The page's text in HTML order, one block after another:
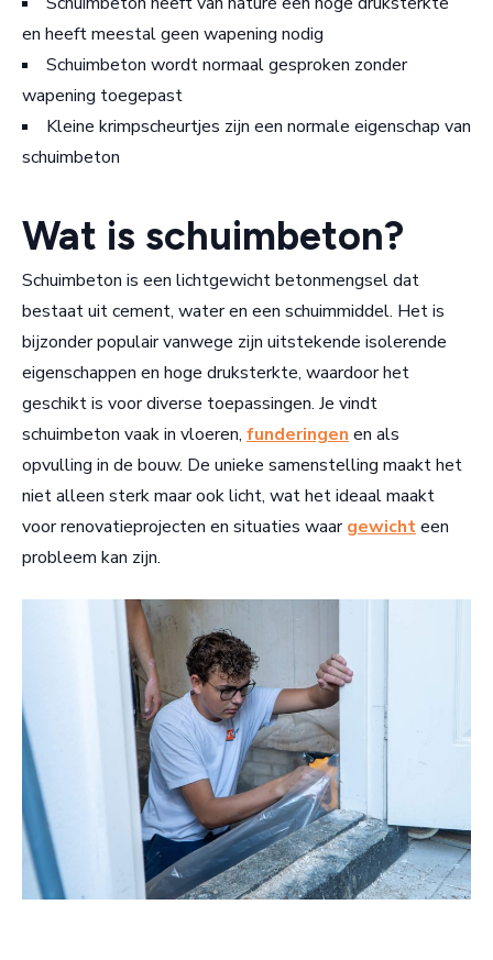
en heeft meestal geen wapening nodig
Schuimbeton wordt normaal gesproken zonder
wapening toegepast
Kleine krimpscheurtjes zijn een normale eigenschap van
schuimbeton
Wat is schuimbeton?
Schuimbeton is een lichtgewicht betonmengsel dat
bestaat uit cement, water en een schuimmiddel. Het is
bijzonder populair vanwege zijn uitstekende isolerende
eigenschappen en hoge druksterkte, waardoor het
geschikt is voor diverse toepassingen. Je vindt
schuimbeton vaak in vloeren, funderingen en als
opvulling in de bouw. De unieke samenstelling maakt het
niet alleen sterk maar ook licht, wat het ideaal maakt
voor renovatieprojecten en situaties waargewichteen
probleem kan zijn.